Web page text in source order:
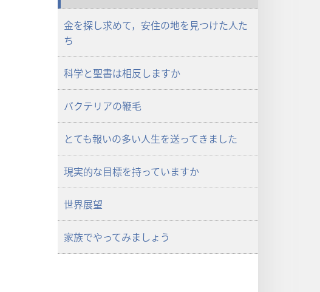
金を探し求めて，安住の地を見つけた人た
ち
科学と聖書は相反しますか
バクテリアの鞭毛
とても報いの多い人生を送ってきました
現実的な目標を持っていますか
世界展望
家族でやってみましょう